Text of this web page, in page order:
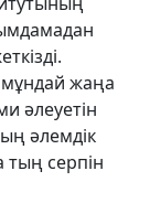
мұндай жаңа
әлеуетін
әлемдік
тың серпін